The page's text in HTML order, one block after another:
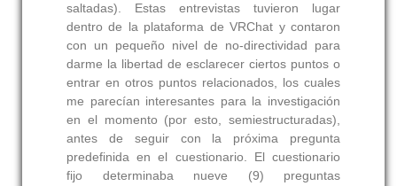
saltadas). Estas entrevistas tuvieron lugar
dentro de la plataforma de VRChat y contaron
con un pequeño nivel de no-directividad para
darme la libertad de esclarecer ciertos puntos o
entrar en otros puntos relacionados, los cuales
me parecían interesantes para la investigación
en el momento (por esto, semiestructuradas),
antes de seguir con la próxima pregunta
predefinida en el cuestionario. El cuestionario
fijo determinaba nueve (9) preguntas